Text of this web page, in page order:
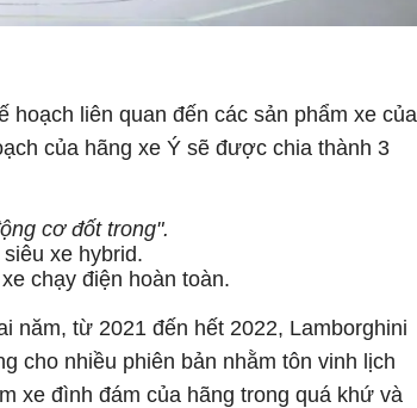
hoạch liên quan đến các sản phẩm xe của
của hãng xe Ý sẽ được chia thành 3
cơ đốt trong".
xe hybrid.
chạy điện hoàn toàn.
năm, từ 2021 đến hết 2022, Lamborghini
cho nhiều phiên bản nhằm tôn vinh lịch
xe đình đám của hãng trong quá khứ và